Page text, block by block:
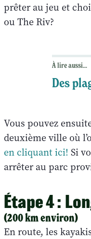
prêter au jeu et
ou The Riv?
À lire aussi...
Des
Vous pouvez
deuxième ville où
en cliquant ici! Si
arrêter au parc
Étape 4 :
(200 km environ)
En route, les